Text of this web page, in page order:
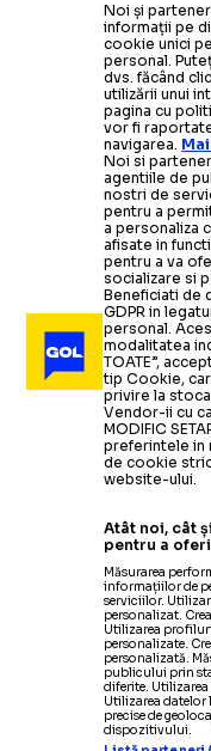
Noi și
informații pe
cookie unici
personal.
dvs. făcând
utilizării unui
pagina cu
vor fi
navigarea.
Noi si
agentiile de
nostri de
pentru a
a personaliza
afisate in
pentru a va
socializare si
Beneficiati de
GDPR in
personal.
modalitatea
TOATE”,
tip Cookie,
privire la
Vendor-ii cu
MODIFIC
preferintele in
de cookie
website-ului.
Atât noi, cât
pentru a
Măsurarea
informațiilor de
serviciilor.
personalizat.
Utilizarea
personalizate.
personalizată.
publicului prin
diferite.
Utilizarea datelor
precise de
dispozitivului.